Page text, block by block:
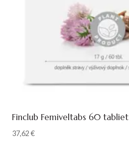
Finclub Femiveltabs 60 tabliet
37,62€